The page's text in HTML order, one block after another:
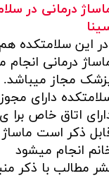
درمانی در
این سلامتکده
درمانی انجام
مجاز میباشد.
دارای
اتاق خاص
ذکر است
انجام میشود
مطالب با ذکر